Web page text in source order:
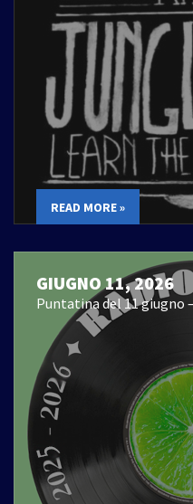
READ MORE »
GIUGNO 11, 2026
Puntatina del 11 giugno